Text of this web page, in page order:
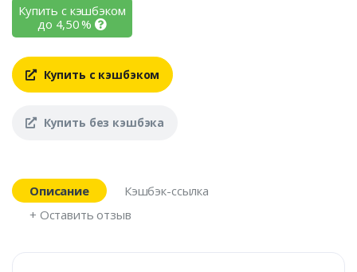
Купить с кэшбэком
до 4,50%
Купить с кэшбэком
Купить без кэшбэка
Описание
Кэшбэк-ссылка
+ Оставить отзыв